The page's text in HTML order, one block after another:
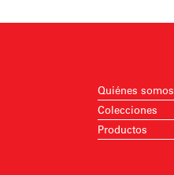
Quiénes somos
Colecciones
Productos